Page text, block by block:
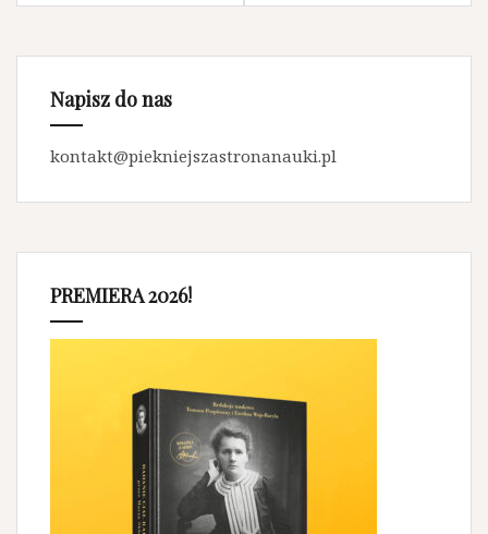
Napisz do nas
kontakt@piekniejszastronanauki.pl
PREMIERA 2026!